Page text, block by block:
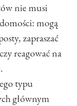
nie musi
mogą
zapraszać
reagować na
typu
głównym